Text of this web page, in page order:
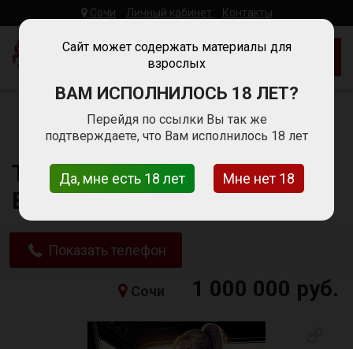
Сочи Личный кабинет Контакты
WomanWork
Работа Для
Добавить объявление
Работа для девушек в Сочи
Требуются девушки!!! Высокий заработок!!!
Требуются девушки!!!
Высокий заработок!!!
Показать телефон
Сочи 1 000 000 руб.
Сайт может содержать материалы для
взрослых
ВАМ ИСПОЛНИЛОСЬ 18 ЛЕТ?
Перейдя по ссылки Вы так же
подтверждаете, что Вам исполнилось 18 лет
Да, мне есть 18 лет Мне нет 18